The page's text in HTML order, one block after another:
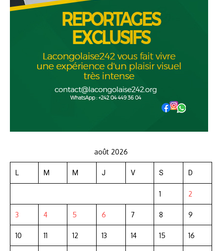
août 2026
L M M J V S D
1 2
3 4 5 6 7 8 9
10 11 12 13 14 15 16